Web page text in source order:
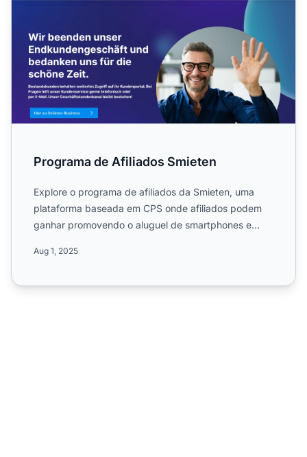
Programa de Afiliados Smieten
Explore o programa de afiliados da Smieten, uma
plataforma baseada em CPS onde afiliados podem
ganhar promovendo o aluguel de smartphones e
Aug 1, 2025